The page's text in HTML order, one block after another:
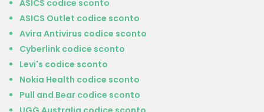
ASICS codice sconto
ASICS Outlet codice sconto
Avira Antivirus codice sconto
Cyberlink codice sconto
Levi's codice sconto
Nokia Health codice sconto
Pull and Bear codice sconto